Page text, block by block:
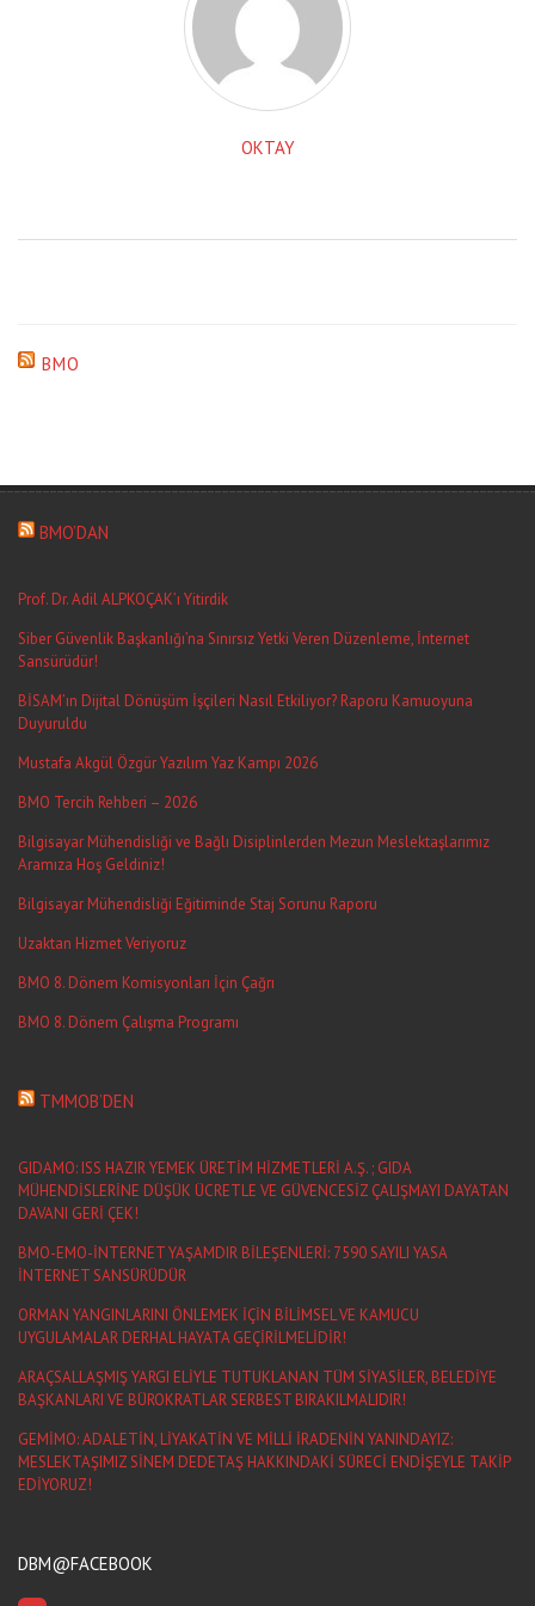
OKTAY
BMO
BMO’DAN
Prof. Dr. Adil ALPKOÇAK’ı Yitirdik
Siber Güvenlik Başkanlığı’na Sınırsız Yetki Veren Düzenleme, İnternet
Sansürüdür!
BİSAM’ın Dijital Dönüşüm İşçileri Nasıl Etkiliyor? Raporu Kamuoyuna
Duyuruldu
Mustafa Akgül Özgür Yazılım Yaz Kampı 2026
BMO Tercih Rehberi – 2026
Bilgisayar Mühendisliği ve Bağlı Disiplinlerden Mezun Meslektaşlarımız
Aramıza Hoş Geldiniz!
Bilgisayar Mühendisliği Eğitiminde Staj Sorunu Raporu
Uzaktan Hizmet Veriyoruz
BMO 8. Dönem Komisyonları İçin Çağrı
BMO 8. Dönem Çalışma Programı
TMMOB’DEN
GIDAMO: ISS HAZIR YEMEK ÜRETİM HİZMETLERİ A.Ş. ; GIDA
MÜHENDİSLERİNE DÜŞÜK ÜCRETLE VE GÜVENCESİZ ÇALIŞMAYI DAYATAN
DAVANI GERİ ÇEK!
BMO-EMO-İNTERNET YAŞAMDIR BİLEŞENLERİ: 7590 SAYILI YASA
İNTERNET SANSÜRÜDÜR
ORMAN YANGINLARINI ÖNLEMEK İÇİN BİLİMSEL VE KAMUCU
UYGULAMALAR DERHAL HAYATA GEÇİRİLMELİDİR!
ARAÇSALLAŞMIŞ YARGI ELİYLE TUTUKLANAN TÜM SİYASİLER, BELEDİYE
BAŞKANLARI VE BÜROKRATLAR SERBEST BIRAKILMALIDIR!
GEMİMO: ADALETİN, LİYAKATİN VE MİLLİ İRADENİN YANINDAYIZ:
MESLEKTAŞIMIZ SİNEM DEDETAŞ HAKKINDAKİ SÜRECİ ENDİŞEYLE TAKİP
EDİYORUZ!
DBM@FACEBOOK